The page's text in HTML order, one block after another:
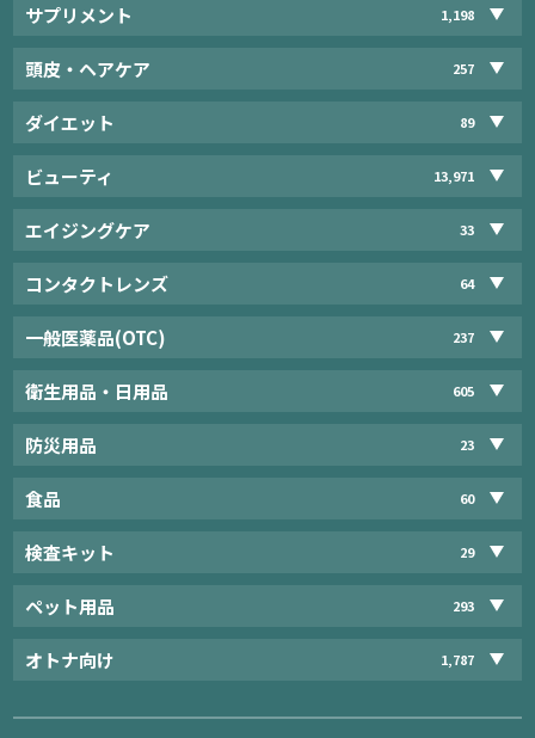
サプリメント 1,198
頭皮・ヘアケア 257
ダイエット 89
ビューティ 13,971
エイジングケア 33
コンタクトレンズ 64
一般医薬品(OTC) 237
衛生用品・日用品 605
防災用品 23
食品 60
検査キット 29
ペット用品 293
オトナ向け 1,787